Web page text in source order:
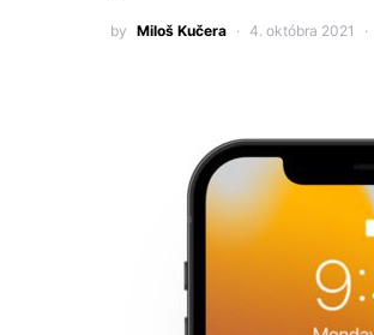
by Miloš Kučera 4. októbra 2021